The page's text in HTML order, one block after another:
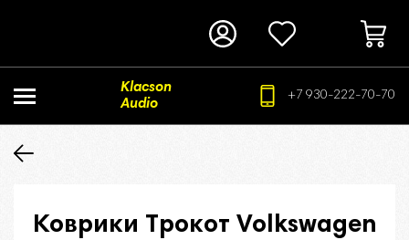
Klacson
Audio
+7 930-222-70-70
Коврики Трокот Volkswagen